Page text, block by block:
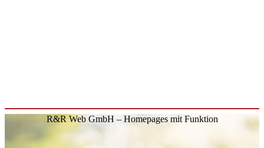
R&R Web GmbH – Homepages mit Funktion